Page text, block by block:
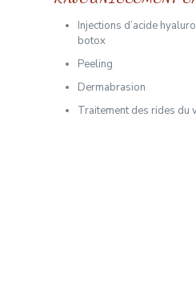
Injections d’acide
botox
Peeling
Dermabrasion
Traitement des rides du